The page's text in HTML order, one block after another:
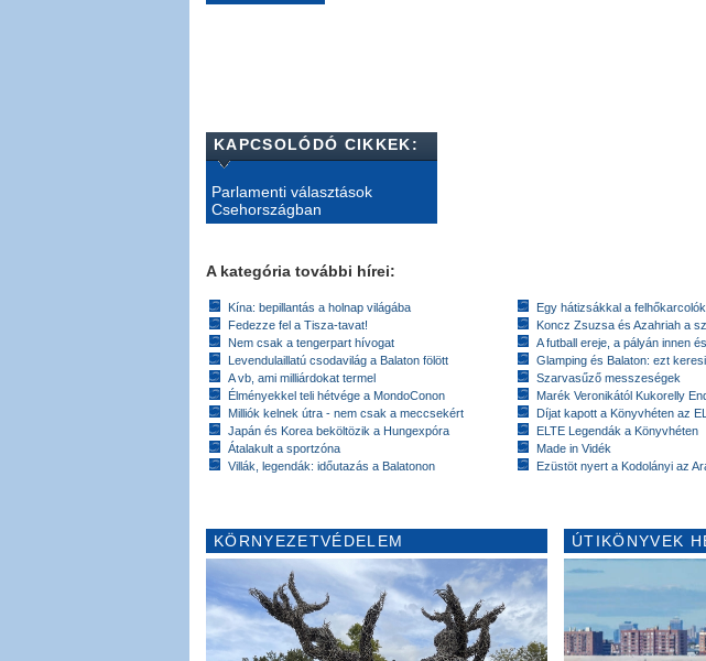
KAPCSOLÓDÓ CIKKEK:
Parlamenti választások
Csehországban
A kategória további hírei:
Kína: bepillantás a holnap világába
Fedezze fel a Tisza-tavat!
Nem csak a tengerpart hívogat
Levendulaillatú csodavilág a Balaton fölött
A vb, ami milliárdokat termel
Élményekkel teli hétvége a MondoConon
Milliók kelnek útra - nem csak a meccsekért
Japán és Korea beköltözik a Hungexpóra
Átalakult a sportzóna
Villák, legendák: időutazás a Balatonon
Egy hátizsákkal a
Koncz Zsuzsa és Azahriah a
A futball ereje, a pályán innen
Glamping és Balaton: ezt
Szarvasűző messzeségek
Marék Veronikától Kukorelly
Díjat kapott a Könyvhéten az
ELTE Legendák a Könyvhéten
Made in Vidék
Ezüstöt nyert a Kodolányi az
KÖRNYEZETVÉDELEM ÚTIKÖNYVEK